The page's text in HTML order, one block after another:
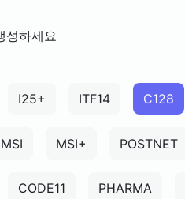
성하세요
I25+ ITF14 C128
MSI MSI+ POSTNET
CODE11 PHARMA